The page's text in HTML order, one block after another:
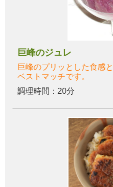
巨峰のジュレ
巨峰のプリッとした食感
ベストマッチです。
調理時間：20分